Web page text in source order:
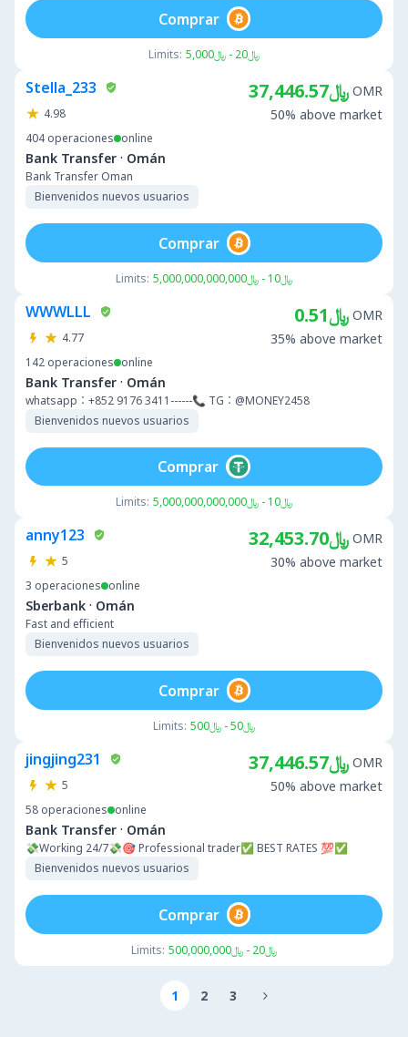
Limits: ﷼20 - ﷼5,000
Comprar
Stella_233
4.98
404 operaciones online
Bank Transfer · Omán
Bank Transfer Oman
Bienvenidos nuevos usuarios
﷼37,446.57 OMR
50% above market
Limits: ﷼10 - ﷼5,000,000,000,000
Comprar
WWWLLL
4.77
142 operaciones online
Bank Transfer · Omán
whatsapp：+852 9176 3411------📞 TG：@MONEY2458
Bienvenidos nuevos usuarios
﷼0.51 OMR
35% above market
Limits: ﷼10 - ﷼5,000,000,000,000
Comprar
anny123
5
3 operaciones online
Sberbank · Omán
Fast and efficient
Bienvenidos nuevos usuarios
﷼32,453.70 OMR
30% above market
Limits: ﷼50 - ﷼500
Comprar
jingjing231
5
58 operaciones online
Bank Transfer · Omán
💸Working 24/7💸🎯 Professional trader✅ BEST RATES 💯✅
Bienvenidos nuevos usuarios
﷼37,446.57 OMR
50% above market
Limits: ﷼20 - ﷼500,000,000
Comprar
1 2 3 